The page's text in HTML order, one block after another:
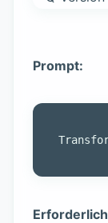
Prompt: